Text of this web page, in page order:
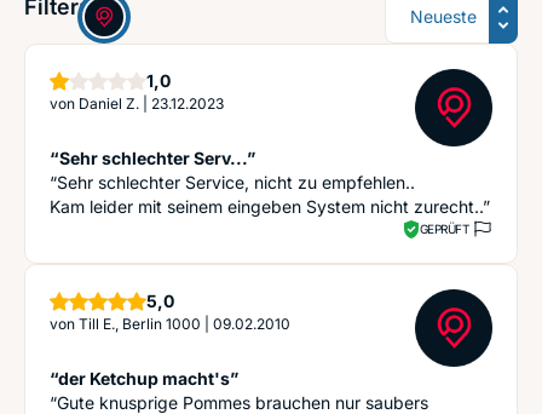
Filter:
1,0Stern
von Daniel Z. 23.12.2023
“Sehr schlechter Serv...”
“Sehr schlechter Service, nicht zu empfehlen..
Kam leider mit seinem eingeben System nicht zurecht..”
GEPRÜFT
5,0Sterne
von Till E., Berlin 1000 09.02.2010
“der Ketchup macht's”
“Gute knusprige Pommes brauchen nur saubers